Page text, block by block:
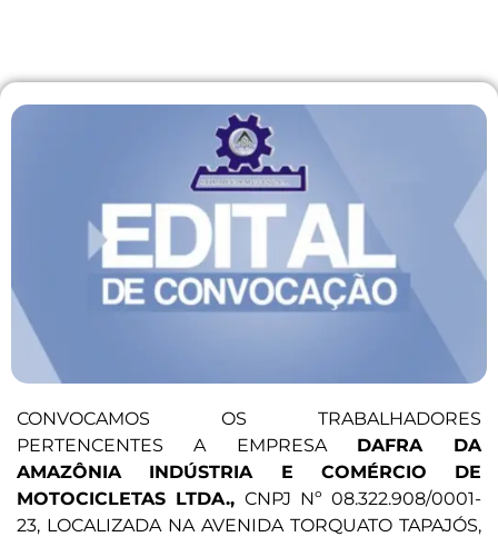
CONVOCAMOS OS TRABALHADORES
PERTENCENTES A EMPRESA DAFRA DA
AMAZÔNIA INDÚSTRIA E COMÉRCIO DE
MOTOCICLETAS LTDA., CNPJ Nº 08.322.908/0001-
23, LOCALIZADA NA AVENIDA TORQUATO TAPAJÓS,